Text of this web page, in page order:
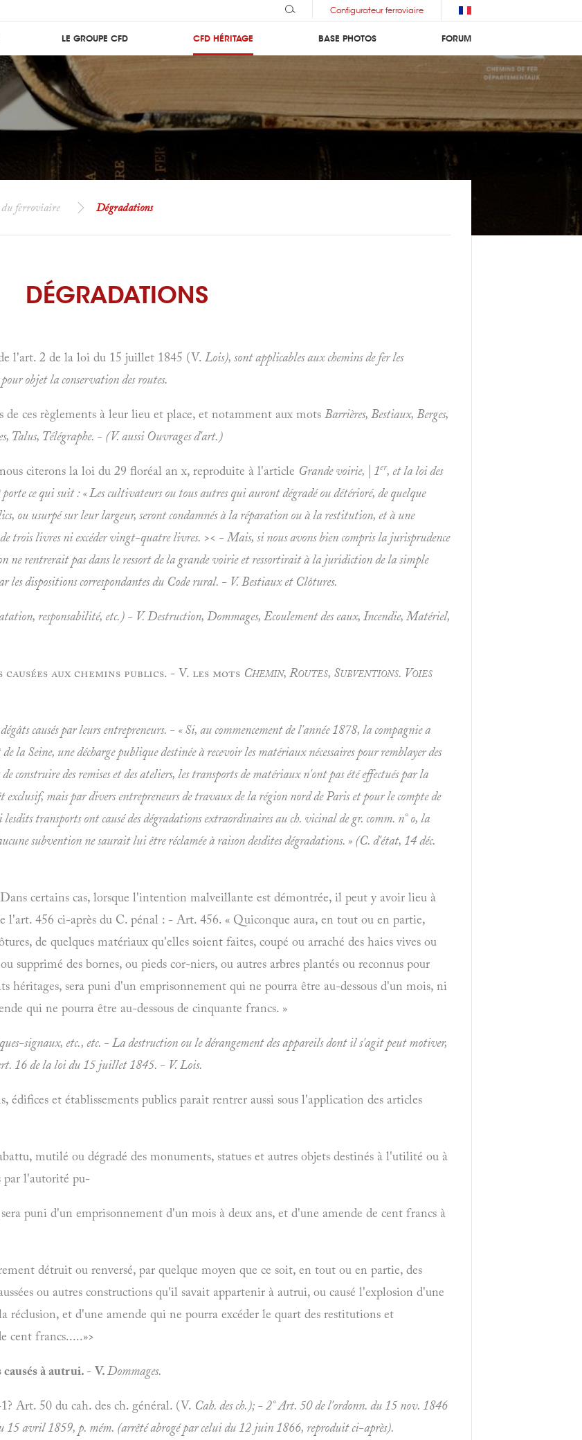
Configurateur ferroviaire
LE GROUPE CFD CFD HÉRITAGE BASE PHOTOS FORUM
ferroviaire Dégradations
DÉGRADATIONS
l'art. 2 de la loi du 15 juillet 1845 (V. Lois), sont applicables aux chemins de fer les
objet la conservation des routes.
de ces règlements à leur lieu et place, et notamment aux mots Barrières, Bestiaux, Berges,
Talus, Télégraphe. - (V. aussi Ouvrages d'art.)
citerons la loi du 29 floréal an x, reproduite à l'article Grande voirie, | 1er, et la loi des
ce qui suit : « Les cultivateurs ou tous autres qui auront dégradé ou détérioré, de quelque
ou usurpé sur leur largeur, seront condamnés à la réparation ou à la restitution, et à une
trois livres ni excéder vingt-quatre livres. >< - Mais, si nous avons bien compris la jurisprudence
ne rentrerait pas dans le ressort de la grande voirie et ressortirait à la juridiction de la simple
les dispositions correspondantes du Code rural. - V.Bestiaux et Clôtures.
responsabilité, etc.) - V.Destruction, Dommages, Ecoulement des eaux, Incendie, Matériel,
aux chemins publics. - V. les mots Chemin, Routes, Subventions. Voies
causés par leurs entrepreneurs. - « Si, au commencement de l'année 1878, la compagnie a
la Seine, une décharge publique destinée à recevoir les matériaux nécessaires pour remblayer des
construire des remises et des ateliers, les transports de matériaux n'ont pas été effectués par la
exclusif, mais par divers entrepreneurs de travaux de la région nord de Paris et pour le compte de
lesdits transports ont causé des dégradations extraordinaires au ch. vicinal de gr. comm. n° o, la
subvention ne saurait lui être réclamée à raison desdites dégradations. » (C. d'état, 14 déc.
certains cas, lorsque l'intention malveillante est démontrée, il peut y avoir lieu à
l'art. 456 ci-après du C. pénal : - Art. 456. « Quiconque aura, en tout ou en partie,
de quelques matériaux qu'elles soient faites, coupé ou arraché des haies vives ou
supprimé des bornes, ou pieds cor-niers, ou autres arbres plantés ou reconnus pour
héritages, sera puni d'un emprisonnement qui ne pourra être au-dessous d'un mois, ni
qui ne pourra être au-dessous de cinquante francs. »
signaux, etc., etc. - La destruction ou le dérangement des appareils dont il s'agit peut motiver,
16 de la loi du 15 juillet 1845. - V.Lois.
édifices et établissements publics parait rentrer aussi sous l'application des articles
mutilé ou dégradé des monuments, statues et autres objets destinés à l'utilité ou à
par l'autorité pu-
puni d'un emprisonnement d'un mois à deux ans, et d'une amende de cent francs à
détruit ou renversé, par quelque moyen que ce soit, en tout ou en partie, des
ou autres constructions qu'il savait appartenir à autrui, ou causé l'explosion d'une
réclusion, et d'une amende qui ne pourra excéder le quart des restitutions et
cent francs.....»>
à autrui. - V.Dommages.
Art. 50 du cah. des ch. général. (V. Cah. des ch.); - 2° Art. 50 de l'ordonn. du 15 nov. 1846
15 avril 1859, p. mém. (arrêté abrogé par celui du 12 juin 1866, reproduit ci-après).